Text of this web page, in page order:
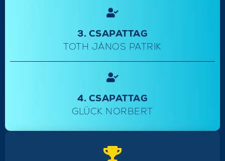
3. CSAPATTAG
TOTH JÁNOS PATRIK
4. CSAPATTAG
GLÜCK NORBERT